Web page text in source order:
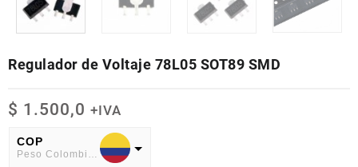
Regulador de Voltaje 78L05 SOT89 SMD
$ 1.500,0 +IVA
COP
Peso Colombiano